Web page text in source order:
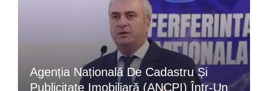
Agenția Națională De Cadastru Și
Publicitate Imobiliară (ANCPI) Într-Un